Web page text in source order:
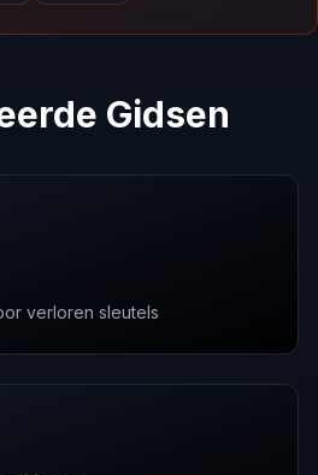
Gidsen
verloren sleutels